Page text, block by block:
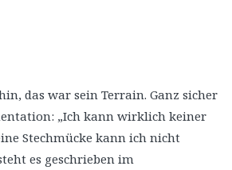
das war sein Terrain. Ganz sicher
„Ich kann wirklich keiner
Stechmücke kann ich nicht
es geschrieben im